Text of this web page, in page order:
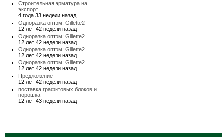
Строительная арматура на
экспорт
4 года 33 недели назад
Одноразка оптом: Gillette2
12 лет 42 недели назад
Одноразка оптом: Gillette2
12 лет 42 недели назад
Одноразка оптом: Gillette2
12 лет 42 недели назад
Одноразка оптом: Gillette2
12 лет 42 недели назад
Предложение
12 лет 42 недели назад
поставка графитовых блоков и
порошка
12 лет 43 недели назад